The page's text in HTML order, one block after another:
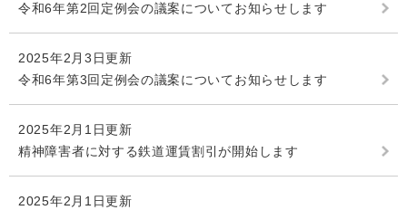
令和6年第2回定例会の議案についてお知らせします
2025年2月3日更新
令和6年第3回定例会の議案についてお知らせします
2025年2月1日更新
精神障害者に対する鉄道運賃割引が開始します
2025年2月1日更新